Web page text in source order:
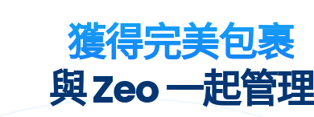
獲得完美包裹
與 Zeo一起管理